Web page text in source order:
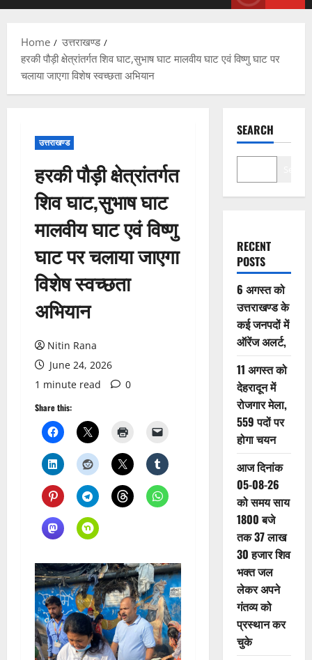
Home
उत्तराखण्ड
हरकी पौड़ी क्षेत्रांतर्गत शिव घाट,सुभाष घाट मालवीय घाट एवं विष्णु घाट पर
चलाया जाएगा विशेष स्वच्छता अभियान
उत्तराखण्ड
हरकी पौड़ी क्षेत्रांतर्गत
शिव घाट,सुभाष घाट
मालवीय घाट एवं विष्णु
घाट पर चलाया जाएगा
विशेष स्वच्छता
अभियान
Nitin Rana
June 24, 2026
1 minute read
0
Share this:
SEARCH
RECENT
POSTS
6 अगस्त को
उत्तराखण्ड के
कई जनपदों में
ऑरेंज अलर्ट,
11 अगस्त को
देहरादून में
रोजगार मेला,
559 पदों पर
होगा चयन
आज दिनांक
05-08-26
को समय साय
1800 बजे
तक 37 लाख
30 हजार शिव
भक्त जल
लेकर अपने
गंतव्य को
प्रस्थान कर
चुके